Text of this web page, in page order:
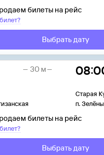
билеты на рейс
Выбрать дату
Старая
п.
30 м
билеты на рейс
Выбрать дату